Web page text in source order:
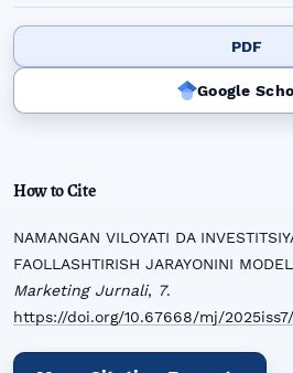
PDF
Google
How to Cite
NAMANGAN VILOYATI DA
FAOLLASHTIRISH JARAYONINI
Marketing Jurnali, 7.
https://doi.org/10.67668/mj/